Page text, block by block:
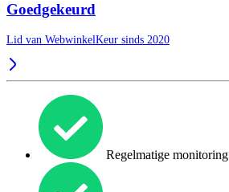
Goedgekeurd
Lid van WebwinkelKeur sinds 2020
Regelmatige monitoring